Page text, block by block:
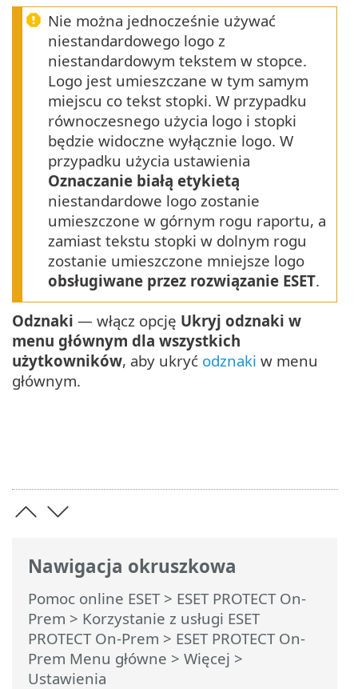
Nawigacja okruszkowa
Pomoc online ESET> ESET PROTECT On-
Prem > Korzystanie z usługi ESET
PROTECT On-Prem > ESET PROTECT On-
Prem Menu główne > Więcej >
Ustawienia
Nie można jednocześnie używać
niestandardowego logo z
niestandardowym tekstem w stopce.
Logo jest umieszczane w tym samym
miejscu co tekst stopki. W przypadku
równoczesnego użycia logo i stopki
będzie widoczne wyłącznie logo. W
przypadku użycia ustawienia
Oznaczanie białą etykietą
niestandardowe logo zostanie
umieszczone w górnym rogu raportu, a
zamiast tekstu stopki w dolnym rogu
zostanie umieszczone mniejsze logo
obsługiwane przez rozwiązanie ESET.
Odznaki — włącz opcję Ukryj odznaki w
menu głównym dla wszystkich
użytkowników, aby ukryć odznaki w menu
głównym.